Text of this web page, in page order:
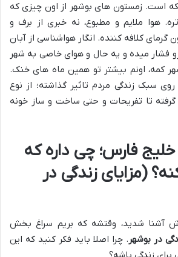
است. زمستون های بوشهر از اون چیزی که
هوا ملایم و مطبوع، نه خبری از برف و
گرمای کلافه کننده. انگار هواشناسی از آبان
رو فشار میده و یه حال و هوای خاصی به شهر
کمه، اونم بیشتر تو همین ماه های خنک.
سبک زندگی مردم تاثیر گذاشته؛ از نوع
تا تفریحات و حتی ساخت و ساز خونه
فارس؛ چی داره که
(مزایای زندگی در
آشنا شدید، وقتشه که بریم سراغ بخش
در بوشهر . چرا اصلا باید فکر کنید که این